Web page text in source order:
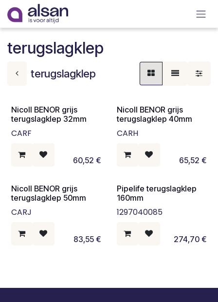
Overslaan naar inhoud
terugslagklep
terugslagklep
Nicoll BENOR grijs
terugslagklep 32mm
CARF
60,52 €
Nicoll BENOR grijs
terugslagklep 40mm
CARH
65,52 €
Nicoll BENOR grijs
terugslagklep 50mm
CARJ
83,55€
Pipelife terugslagklep
160mm
1297040085
274,70€